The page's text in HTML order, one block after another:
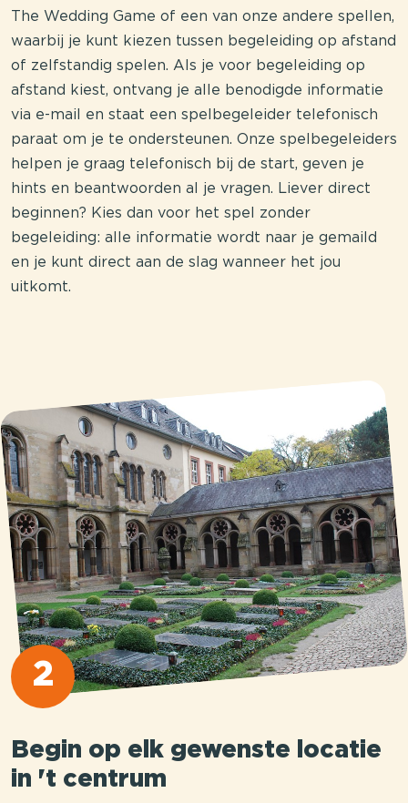
The Wedding Game of een van onze andere spellen,
waarbij je kunt kiezen tussen begeleiding op afstand
of zelfstandig spelen. Als je voor begeleiding op
afstand kiest, ontvang je alle benodigde informatie
via e-mail en staat een spelbegeleider telefonisch
paraat om je te ondersteunen. Onze spelbegeleiders
helpen je graag telefonisch bij de start, geven je
hints en beantwoorden al je vragen. Liever direct
beginnen? Kies dan voor het spel zonder
begeleiding: alle informatie wordt naar je gemaild
en je kunt direct aan de slag wanneer het jou
uitkomt.
2
Begin op elk gewenste locatie
in 't centrum